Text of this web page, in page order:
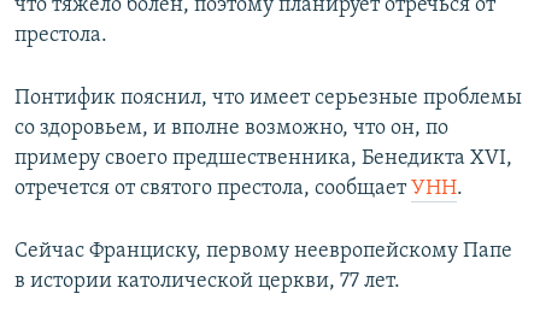
поиску
СОВЕТЫ ПРАВОЗАЩИТНИКОВ
ПОБЕДИТЕЛЕЙ НЕ СУДЯТ?
ELIFBE
КАК ОБОЙТИ БЛОКИРОВКУ
Українською
Qırımtatar
ПРИСОЕДИНЯЙТЕСЬ!
что тяжело болен, поэтому планирует отречься от
престола.
Понтифик пояснил, что имеет серьезные проблемы
со здоровьем, и вполне возможно, что он, по
примеру своего предшественника, Бенедикта XVI,
отречется от святого престола, сообщаетУНН.
Сейчас Франциску, первому неевропейскому Папе
в истории католической церкви, 77 лет.